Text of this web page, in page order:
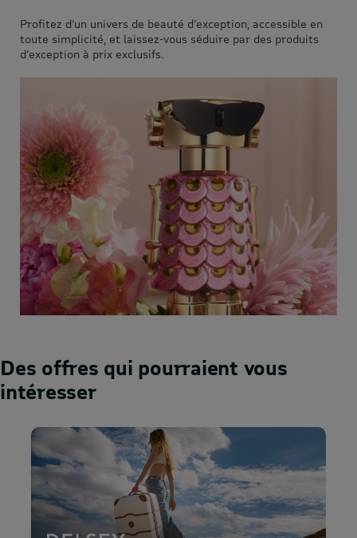
Profitez d’un univers de beauté d’exception, accessible en
toute simplicité, et laissez-vous séduire par des produits
d’exception à prix exclusifs.
Des offres qui pourraient vous
intéresser